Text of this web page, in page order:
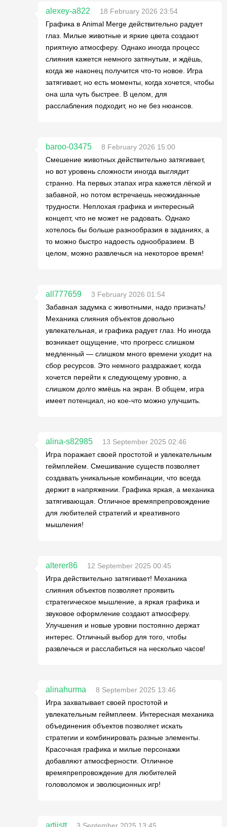
alexey-a822
18 February 2026 23:54
Графика в Animal Merge действительно радует
глаз. Милые животные и яркие цвета создают
приятную атмосферу. Однако иногда процесс
слияния кажется немного затянутым, и ждёшь,
когда же наконец получится что-то новое. Игра
затягивает, но есть моменты, когда хочется, чтобы
она шла чуть быстрее. В целом, для
расслабления подходит, но не без нюансов.
baroo-03475
8 February 2026 15:00
Смешение животных действительно затягивает,
но вот уровень сложности иногда выглядит
странно. На первых этапах игра кажется лёгкой и
забавной, но потом встречаешь неожиданные
трудности. Неплохая графика и интересный
концепт, что не может не радовать. Однако
хотелось бы больше разнообразия в заданиях, а
то можно быстро надоесть однообразием. В
целом, можно развлечься на некоторое время!
all777659
3 February 2026 01:54
Забавная задумка с животными, надо признать!
Механика слияния объектов довольно
увлекательная, и графика радует глаз. Но иногда
возникает ощущение, что прогресс слишком
медленный — слишком много времени уходит на
сбор ресурсов. Это немного раздражает, когда
хочется перейти к следующему уровню, а
слишком долго жмёшь на экран. В общем, игра
имеет потенциал, но кое-что можно улучшить.
alina-s82985
13 September 2025 02:46
Игра поражает своей простотой и увлекательным
геймплейем. Смешивание существ позволяет
создавать уникальные комбинации, что всегда
держит в напряжении. Графика яркая, а механика
затягивающая. Отличное времяпрепровождение
для любителей стратегий и креативного
мышления!
alterer86
12 September 2025 00:45
Игра действительно затягивает! Механика
слияния объектов позволяет проявить
стратегическое мышление, а яркая графика и
звуковое оформление создают атмосферу.
Улучшения и новые уровни постоянно держат
интерес. Отличный выбор для того, чтобы
развлечься и расслабиться на несколько часов!
alinahurma
8 September 2025 13:46
Игра захватывает своей простотой и
увлекательным геймплеем. Интересная механика
объединения объектов позволяет искать
стратегии и комбинировать разные элементы.
Красочная графика и милые персонажи
добавляют атмосферности. Отличное
времяпрепровождение для любителей
головоломок и эволюционных игр!
artiistt